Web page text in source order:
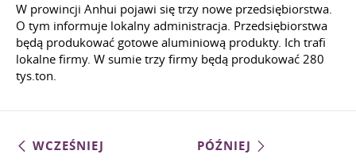
W prowincji Anhui pojawi się trzy nowe przedsiębiorstwa.
O tym informuje lokalny administracja. Przedsiębiorstwa
będą produkować gotowe aluminiową produkty. Ich trafi
lokalne firmy. W sumie trzy firmy będą produkować 280
tys.ton.
WCZEŚNIEJ PÓŹNIEJ